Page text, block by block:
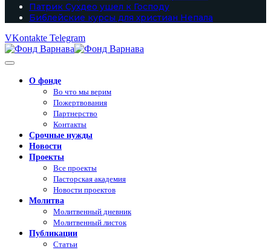
Патрик Сухдео ушел к Господу
Библейские курсы для христиан Непала
VKontakte Telegram
О фонде
Во что мы верим
Пожертвования
Партнерство
Контакты
Срочные нужды
Новости
Проекты
Все проекты
Пасторская академия
Новости проектов
Молитва
Молитвенный дневник
Молитвенный листок
Публикации
Статьи